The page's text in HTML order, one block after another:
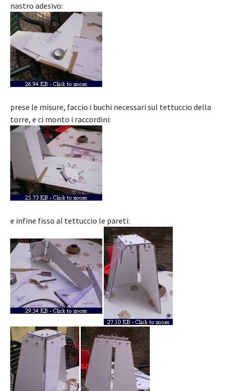
nastro adesivo:
prese le misure, faccio i buchi necessari sul tettuccio della
torre, e ci monto i raccordini:
e infine fisso al tettuccio le pareti: